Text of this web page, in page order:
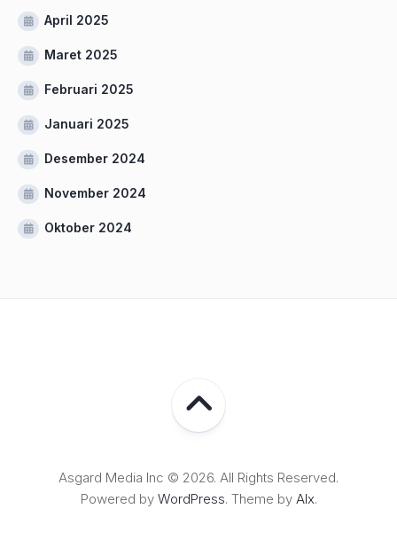
April 2025
Maret 2025
Februari 2025
Januari 2025
Desember 2024
November 2024
Oktober 2024
Asgard Media Inc © 2026. All Rights Reserved.
Powered by WordPress. Theme by Alx.